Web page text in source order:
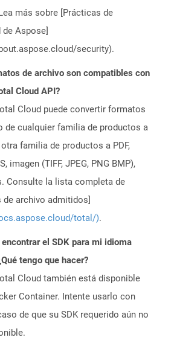
más sobre [Prácticas de
de Aspose]
security).
de archivo son compatibles con
Cloud API?
Cloud puede convertir formatos
de cualquier familia de productos a
familia de productos a PDF,
imagen (TIFF, JPEG, PNG BMP),
Consulte la lista completa de
de archivo admitidos]
total/).
encontrar el SDK para mi idioma
tengo que hacer?
Cloud también está disponible
Container. Intente usarlo con
de que su SDK requerido aún no